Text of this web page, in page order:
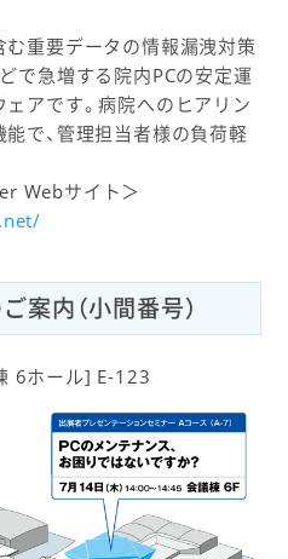
重要データの情報漏洩対策
で急増する院内PCの安定運
アです。病院へのヒアリン
で、管理担当者様の負荷軽
Webサイト＞
案内（小間番号）
6ホール] E-123